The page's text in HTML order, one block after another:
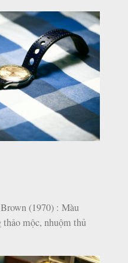
(1970) : Màu
mộc, nhuộm thủ